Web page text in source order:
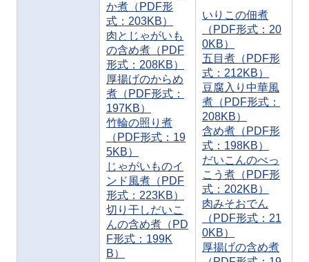
か煮（PDF形
式：203KB）
肉とじゃがいも
の含め煮（PDF
形式：208KB）
厚揚げのからめ
煮（PDF形式：
197KB）
竹輪の照り煮
（PDF形式：19
5KB）
じゃがいものイ
ンド風煮（PDF
形式：223KB）
切り干しだいこ
んの含め煮（PD
F形式：199K
B）
いりこの佃煮
（PDF形式：20
0KB）
五目煮（PDF形
式：212KB）
豆腐入り中華風
煮（PDF形式：
208KB）
含め煮（PDF形
式：198KB）
だいこんのべっ
こう煮（PDF形
式：202KB）
肉みそおでん
（PDF形式：21
0KB）
厚揚げの含め煮